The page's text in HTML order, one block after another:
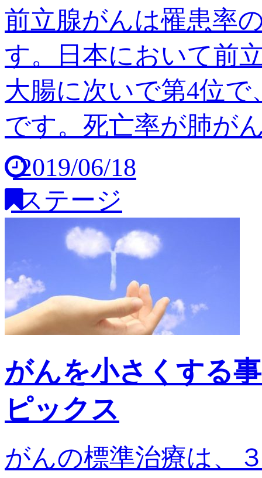
前立腺がんは罹患率
す。日本において前
大腸に次いで第4位で
です。死亡率が肺が
2019/06/18
ステージ
がんを小さくする
ピックス
がんの標準治療は、